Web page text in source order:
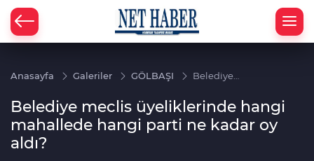
Anasayfa Galeriler GÖLBAŞI
Belediye
üyeliklerinde
hangi
mahallede
hangi parti
Belediye meclis üyeliklerinde hangi
mahallede hangi parti ne kadar oy
aldı?